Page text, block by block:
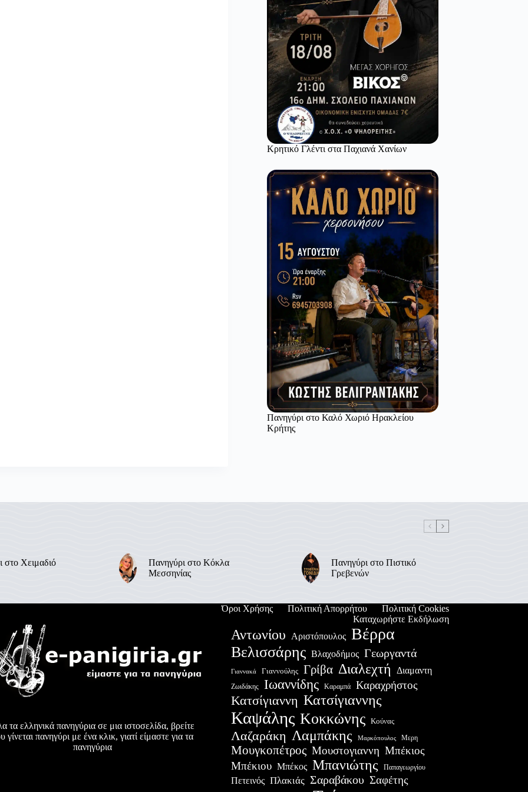
Κρητικό Γλέντι στα Παχιανά Χανίων
Πανηγύρι στο Καλό Χωριό Ηρακλείου
Κρήτης
στο Χειμαδιό
Πανηγύρι στο Κόκλα
Μεσσηνίας
Πανηγύρι στο Πιστικό
Γρεβενών
Όροι Χρήσης Πολιτική Απορρήτου
Πολιτική Cookies
Καταχωρήστε Εκδήλωση
τα ελληνικά πανηγύρια σε μια ιστοσελίδα, βρείτε
γίνεται πανηγύρι με ένα κλικ, γιατί είμαστε για τα
πανηγύρια
Αντωνίου Αριστόπουλος Βέρρα
Βελισσάρης Βλαχοδήμος Γεωργαντά
Γιαννακά Γιαννούλης Γρίβα Διαλεχτή Διαμαντη
Ζωιδάκης Ιωαννίδης Καραμπά Καραχρήστος
Κατσίγιαννη Κατσίγιαννης
Καψάλης Κοκκώνης Κούνας
Λαζαράκη Λαμπάκης Μαρκόπουλος Μερη
Μουγκοπέτρος Μουστογιαννη Μπέκιος
Μπέκιου Μπέκος Μπανιώτης Παπαγεωργίου
Πετεινός Πλακιάς Σαραβάκου Σαφέτης